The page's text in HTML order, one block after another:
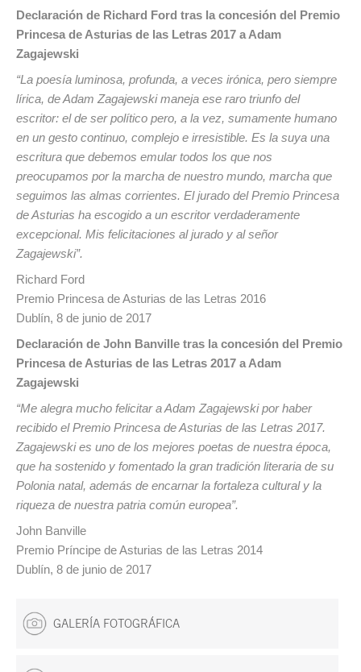
Declaración de Richard Ford tras la concesión del Premio
Princesa de Asturias de las Letras 2017 a Adam
Zagajewski
“La poesía luminosa, profunda, a veces irónica, pero siempre
lírica, de Adam Zagajewski maneja ese raro triunfo del
escritor: el de ser político pero, a la vez, sumamente humano
en un gesto continuo, complejo e irresistible. Es la suya una
escritura que debemos emular todos los que nos
preocupamos por la marcha de nuestro mundo, marcha que
seguimos las almas corrientes. El jurado del Premio Princesa
de Asturias ha escogido a un escritor verdaderamente
excepcional. Mis felicitaciones al jurado y al señor
Zagajewski”.
Richard Ford
Premio Princesa de Asturias de las Letras 2016
Dublín, 8 de junio de 2017
Declaración de John Banville tras la concesión del Premio
Princesa de Asturias de las Letras 2017 a Adam
Zagajewski
“Me alegra mucho felicitar a Adam Zagajewski por haber
recibido el Premio Princesa de Asturias de las Letras 2017.
Zagajewski es uno de los mejores poetas de nuestra época,
que ha sostenido y fomentado la gran tradición literaria de su
Polonia natal, además de encarnar la fortaleza cultural y la
riqueza de nuestra patria común europea”.
John Banville
Premio Príncipe de Asturias de las Letras 2014
Dublín, 8 de junio de 2017
GALERÍA FOTOGRÁFICA